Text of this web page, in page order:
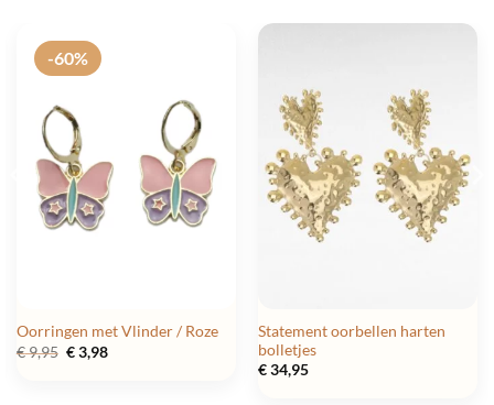
-60%
Oorringen met Vlinder / Roze
€9,95 Oorspronkelijke
prijs
€3,98Huidige
Statement oorbellen harten
bolletjes
€34,95